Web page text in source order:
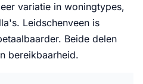
variatie in woningtypes,
Leidschenveen is
Beide delen
bereikbaarheid.